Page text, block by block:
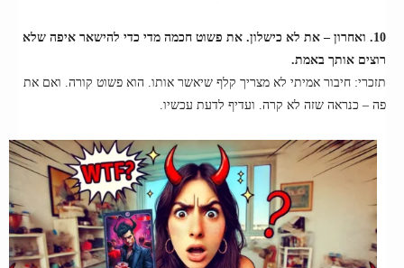
10. ואחרון – את לא כישלון. את פשוט חכמה מדי כדי להישאר איפה שלא
רוצים אותך באמת.
תזכרי: חיבור אמיתי לא מצריך קלף שיאשר אותו. הוא פשוט קורה. ואם את
פה – כנראה שזה לא קרה. ועדיף לדעת עכשיו.